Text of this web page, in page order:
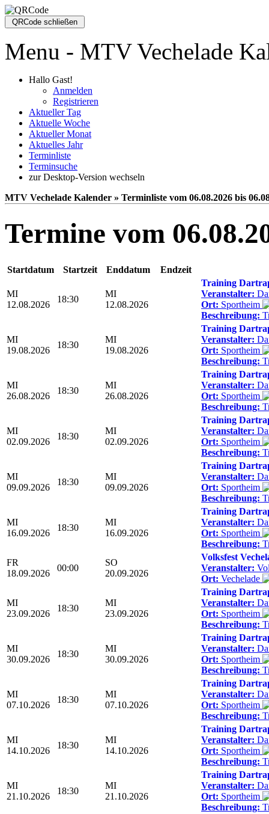
Menu - MTV Vechelade
Hallo Gast!
Anmelden
Registrieren
Aktueller Tag
Aktuelle Woche
Aktueller Monat
Aktuelles Jahr
Terminliste
Terminsuche
zur Desktop-Version wechseln
MTV Vechelade Kalender » Terminliste vom 06.08.2026 bis
Termine vom
Startdatum Startzeit Enddatum Endzeit
MI
12.08.2026
18:30
MI
12.08.2026
Training
Veranstalter:
Ort: Sportheim
Beschreibung:
MI
19.08.2026
18:30
MI
19.08.2026
Training
Veranstalter:
Ort: Sportheim
Beschreibung:
MI
26.08.2026
18:30
MI
26.08.2026
Training
Veranstalter:
Ort: Sportheim
Beschreibung:
MI
02.09.2026
18:30
MI
02.09.2026
Training
Veranstalter:
Ort: Sportheim
Beschreibung:
MI
09.09.2026
18:30
MI
09.09.2026
Training
Veranstalter:
Ort: Sportheim
Beschreibung:
MI
16.09.2026
18:30
MI
16.09.2026
Training
Veranstalter:
Ort: Sportheim
Beschreibung:
FR
18.09.2026
00:00
SO
20.09.2026
Volksfest
Veranstalter:
Ort: Vechelade
MI
23.09.2026
18:30
MI
23.09.2026
Training
Veranstalter:
Ort: Sportheim
Beschreibung:
MI
30.09.2026
18:30
MI
30.09.2026
Training
Veranstalter:
Ort: Sportheim
Beschreibung:
MI
07.10.2026
18:30
MI
07.10.2026
Training
Veranstalter:
Ort: Sportheim
Beschreibung:
MI
14.10.2026
18:30
MI
14.10.2026
Training
Veranstalter:
Ort: Sportheim
Beschreibung:
MI
21.10.2026
18:30
MI
21.10.2026
Training
Veranstalter:
Ort: Sportheim
Beschreibung: